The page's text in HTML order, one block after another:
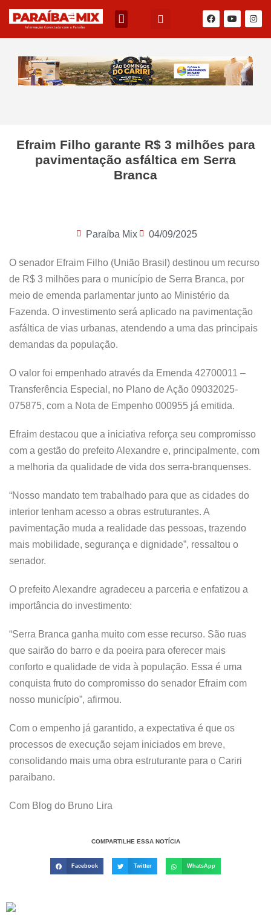
Efraim Filho garante R$ 3 milhões para
pavimentação asfáltica em Serra
Branca
Paraíba Mix 04/09/2025
O senador Efraim Filho (União Brasil) destinou um recurso
de R$ 3 milhões para o município de Serra Branca, por
meio de emenda parlamentar junto ao Ministério da
Fazenda. O investimento será aplicado na pavimentação
asfáltica de vias urbanas, atendendo a uma das principais
demandas da população.
O valor foi empenhado através da Emenda 42700011 –
Transferência Especial, no Plano de Ação 09032025-
075875, com a Nota de Empenho 000955 já emitida.
Efraim destacou que a iniciativa reforça seu compromisso
com a gestão do prefeito Alexandre e, principalmente, com
a melhoria da qualidade de vida dos serra-branquenses.
“Nosso mandato tem trabalhado para que as cidades do
interior tenham acesso a obras estruturantes. A
pavimentação muda a realidade das pessoas, trazendo
mais mobilidade, segurança e dignidade”, ressaltou o
senador.
O prefeito Alexandre agradeceu a parceria e enfatizou a
importância do investimento:
“Serra Branca ganha muito com esse recurso. São ruas
que sairão do barro e da poeira para oferecer mais
conforto e qualidade de vida à população. Essa é uma
conquista fruto do compromisso do senador Efraim com
nosso município”, afirmou.
Com o empenho já garantido, a expectativa é que os
processos de execução sejam iniciados em breve,
consolidando mais uma obra estruturante para o Cariri
paraibano.
Com Blog do Bruno Lira
COMPARTILHE ESSA NOTÍCIA
Facebook Twitter WhatsApp